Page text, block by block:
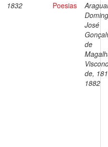
1832 Poesias
José
de
de,
1882